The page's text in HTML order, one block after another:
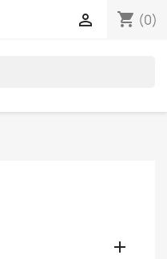
shopping_cart (0)

